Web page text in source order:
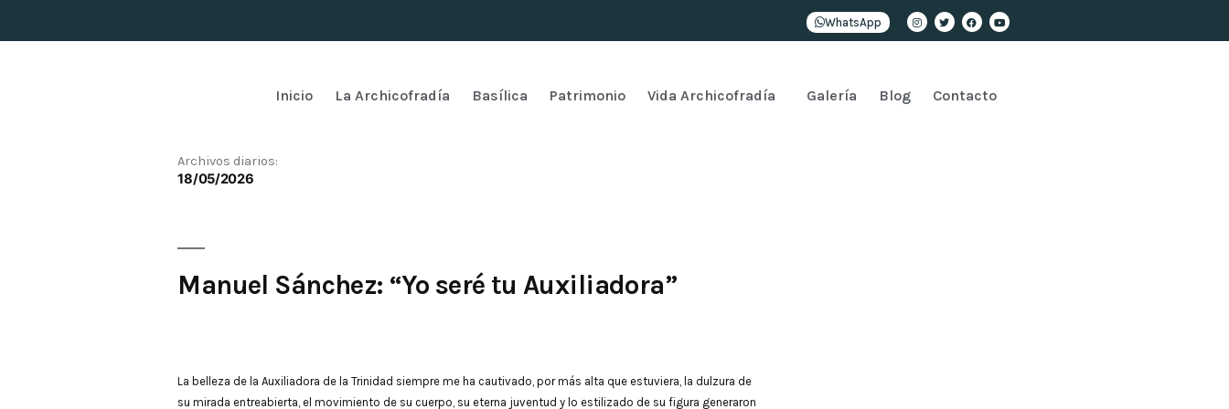
WhatsApp
Inicio La Archicofradía Basílica Patrimonio Vida Archicofradía Galería Blog Contacto
Archivos diarios:
18/05/2026
Manuel Sánchez: “Yo seré tu Auxiliadora”
La belleza de la Auxiliadora de la Trinidad siempre me ha cautivado, por más alta que estuviera, la dulzura de
su mirada entreabierta, el movimiento de su cuerpo, su eterna juventud y lo estilizado de su figura generaron